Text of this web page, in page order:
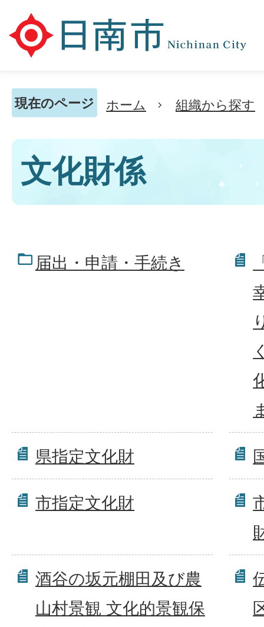
現在のページ ホーム 組織から探す
文化財係
届出・申請・手続き
県指定文化財
市指定文化財
酒谷の坂元棚田及び農
山村景観 文化的景観保